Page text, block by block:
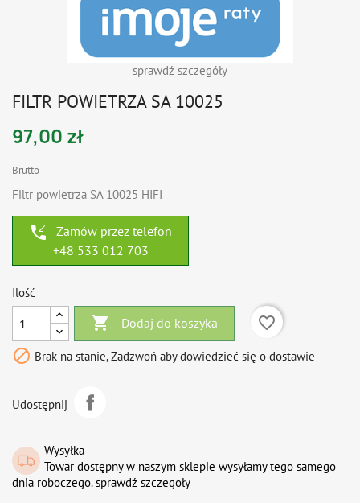
sprawdź szczegóły
FILTR POWIETRZA SA 10025
97,00 zł
Brutto
Filtr powietrza SA 10025 HIFI
phone_callback
Zamów przez telefon
+48 533 012 703
Ilość
 Dodaj do koszyka
favorite_border
 Brak na stanie, Zadzwoń aby dowiedzieć się o dostawie
Udostępnij
Wysyłka
Towar dostępny w naszym sklepie wysyłamy tego samego
dnia roboczego. sprawdź szczegoły